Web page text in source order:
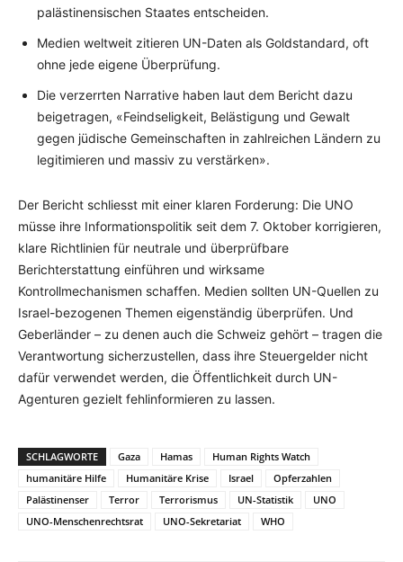
palästinensischen Staates entscheiden.
Medien weltweit zitieren UN-Daten als Goldstandard, oft
ohne jede eigene Überprüfung.
Die verzerrten Narrative haben laut dem Bericht dazu
beigetragen, «Feindseligkeit, Belästigung und Gewalt
gegen jüdische Gemeinschaften in zahlreichen Ländern zu
legitimieren und massiv zu verstärken».
Der Bericht schliesst mit einer klaren Forderung: Die UNO
müsse ihre Informationspolitik seit dem 7. Oktober korrigieren,
klare Richtlinien für neutrale und überprüfbare
Berichterstattung einführen und wirksame
Kontrollmechanismen schaffen. Medien sollten UN-Quellen zu
Israel-bezogenen Themen eigenständig überprüfen. Und
Geberländer – zu denen auch die Schweiz gehört – tragen die
Verantwortung sicherzustellen, dass ihre Steuergelder nicht
dafür verwendet werden, die Öffentlichkeit durch UN-
Agenturen gezielt fehlinformieren zu lassen.
SCHLAGWORTE Gaza Hamas
Human Rights Watch
humanitäre Hilfe
Humanitäre Krise Israel
Opferzahlen
Palästinenser
Terror Terrorismus UN-Statistik
UNO
UNO-Menschenrechtsrat
UNO-Sekretariat WHO